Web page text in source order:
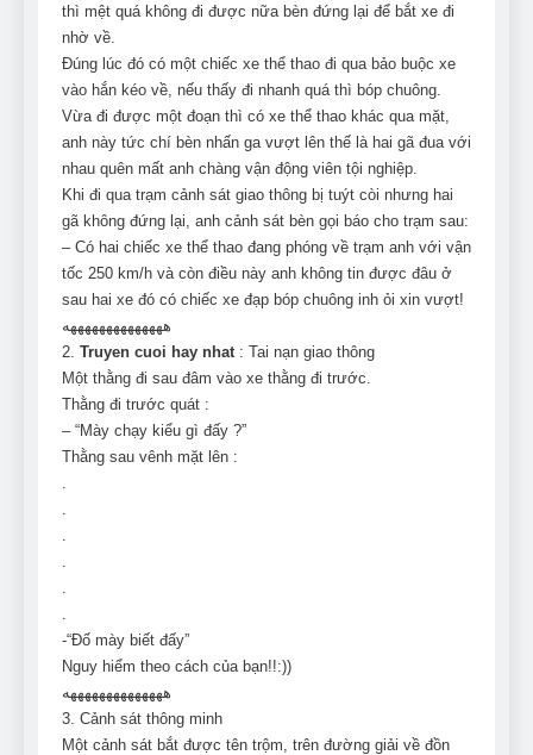
thì mệt quá không đi được nữa bèn đứng lại để bắt xe đi
nhờ về.
Đúng lúc đó có một chiếc xe thể thao đi qua bảo buộc xe
vào hắn kéo về, nếu thấy đi nhanh quá thì bóp chuông.
Vừa đi được một đoạn thì có xe thể thao khác qua mặt,
anh này tức chí bèn nhấn ga vượt lên thế là hai gã đua với
nhau quên mất anh chàng vận động viên tội nghiệp.
Khi đi qua trạm cảnh sát giao thông bị tuýt còi nhưng hai
gã không đứng lại, anh cảnh sát bèn gọi báo cho trạm sau:
– Có hai chiếc xe thể thao đang phóng về trạm anh với vận
tốc 250 km/h và còn điều này anh không tin được đâu ở
sau hai xe đó có chiếc xe đạp bóp chuông inh ỏi xin vượt!
ههههههههههههههه
2. Truyen cuoi hay nhat : Tai nạn giao thông
Một thằng đi sau đâm vào xe thằng đi trước.
Thằng đi trước quát :
– “Mày chạy kiểu gì đấy ?”
Thằng sau vênh mặt lên :
-“Đố mày biết đấy”
Nguy hiểm theo cách của bạn!!:))
ههههههههههههههه
3. Cảnh sát thông minh
Một cảnh sát bắt được tên trộm, trên đường giải về đồn